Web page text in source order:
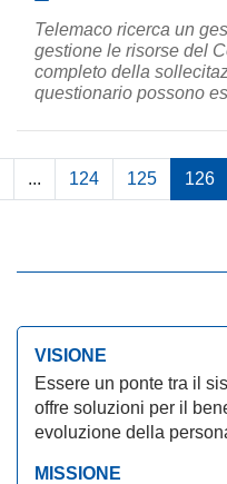
Telemaco ricerca un
gestione le risorse del
completo della
questionario possono
... 124 125 126
VISIONE
Essere un ponte tra il
offre soluzioni per il
evoluzione della
MISSIONE